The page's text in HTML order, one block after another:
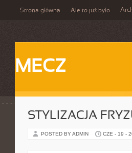
Strona główna Ale to już było
MECZ
STYLIZACJA
POSTED BY ADMIN CZE - 19 -